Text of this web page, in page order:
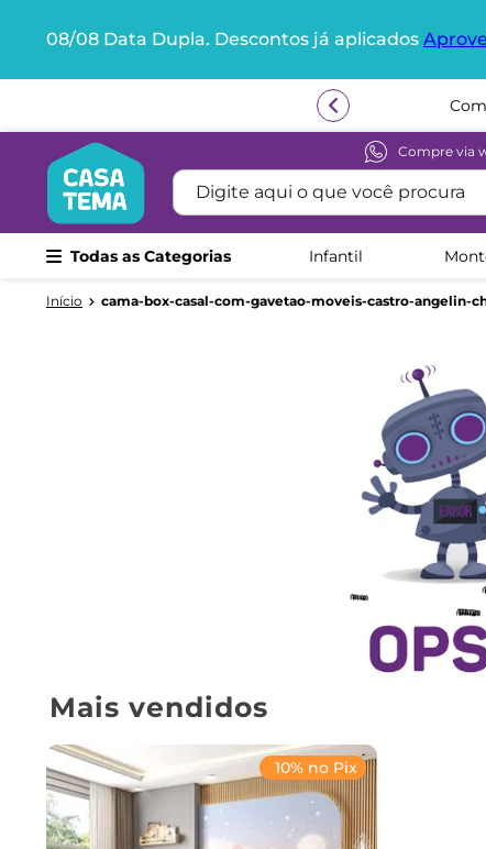
08/08 Data Dupla. Descontos já aplicados
Compre via
Digite aqui o que você procura
Todas as Categorias Infantil
cama-box-casal-com-gavetao-moveis-castro-angelin-
Mais vendidos
10% no Pix
Termos mais buscados
guarda roupa
aria
bicama
escrivaninha